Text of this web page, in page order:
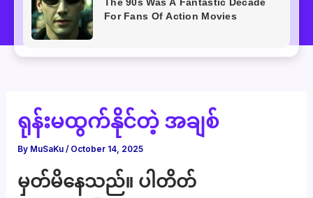
content
ရုန်းမထွက်နိုင်တဲ့ အချစ်
By MuSaKu/ October 14, 2025
မှတ်မိနေသည်။ ပါတိတ်